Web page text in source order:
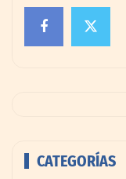
CATEGORÍAS